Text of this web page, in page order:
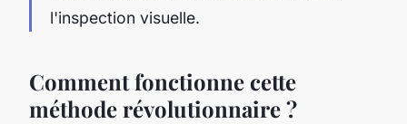
l'inspection visuelle.
Comment fonctionne cette
méthode révolutionnaire ?